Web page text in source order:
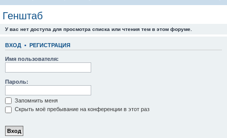
Генштаб
У вас нет доступа для просмотра списка или чтения тем в этом форуме.
ВХОД • РЕГИСТРАЦИЯ
Имя пользователя:
Пароль:
Запомнить меня
Скрыть моё пребывание на конференции в этот раз